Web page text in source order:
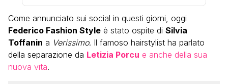
Come annunciato sui social in questi giorni, oggi
Federico Fashion Style è stato ospite di Silvia
Toffanin a Verissimo. Il famoso hairstylist ha parlato
della separazione da Letizia Porcu e anche della sua
nuova vita.